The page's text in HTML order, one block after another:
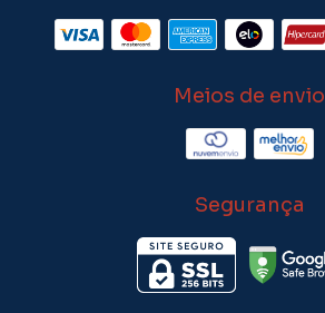
Meios de envio
Segurança